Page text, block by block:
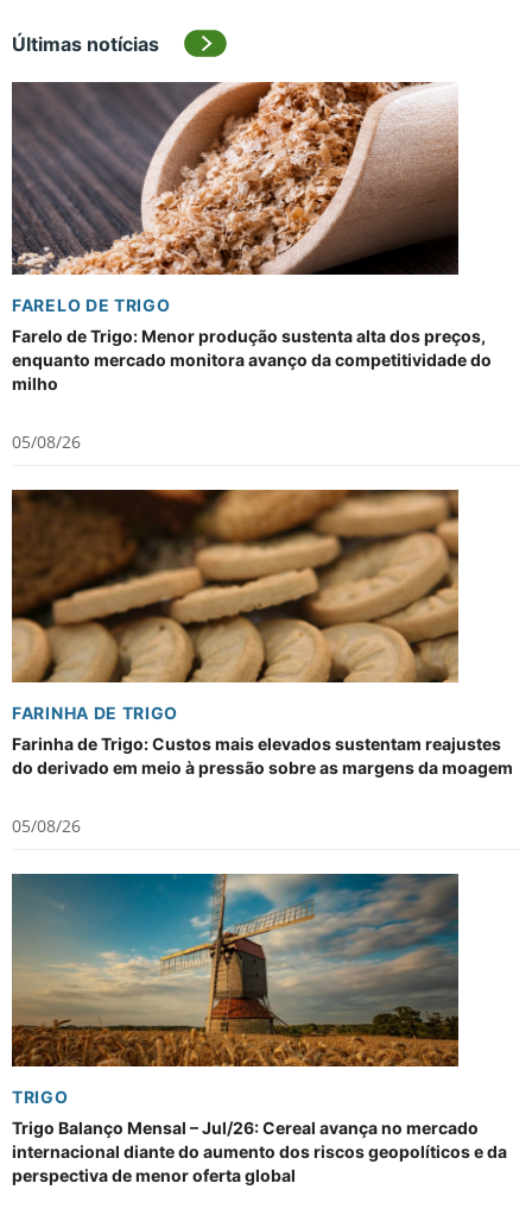
Últimas notícias
FARELO DE TRIGO
Farelo de Trigo: Menor produção sustenta alta dos preços,
enquanto mercado monitora avanço da competitividade do
milho
05/08/26
FARINHA DE TRIGO
Farinha de Trigo: Custos mais elevados sustentam reajustes
do derivado em meio à pressão sobre as margens da moagem
05/08/26
TRIGO
Trigo Balanço Mensal – Jul/26: Cereal avança no mercado
internacional diante do aumento dos riscos geopolíticos e da
perspectiva de menor oferta global